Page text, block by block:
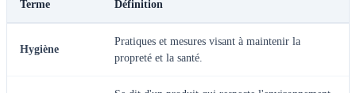
Terme Définition
Hygiène
Pratiques et mesures visant à maintenir la
propreté et la santé.